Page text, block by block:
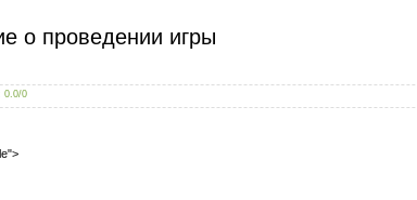
о проведении игры
0.0/0